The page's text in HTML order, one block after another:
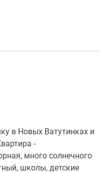
в Новых Ватутинках и
-
много солнечного
школы, детские